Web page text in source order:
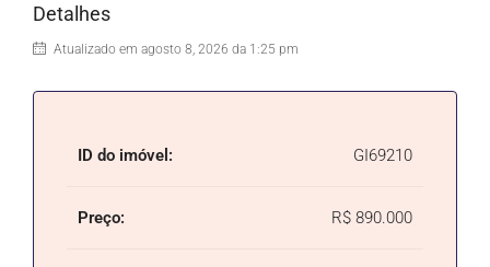
Detalhes
Atualizado em agosto 8, 2026 da 1:25 pm
ID do imóvel: GI69210
Preço: R$ 890.000